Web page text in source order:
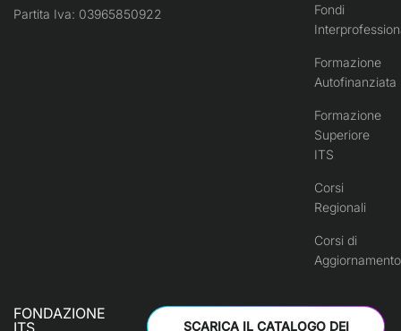
Partita Iva: 03965850922
Fondi
Formazione
Autofinanziata
Formazione
Superiore
ITS
Corsi
Regionali
Corsi di
Aggiornamento
FONDAZIONE
ITS
SCARICA IL CATALOGO DEI